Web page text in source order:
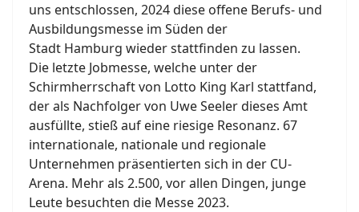
uns entschlossen, 2024 diese offene Berufs- und
Ausbildungsmesse im Süden der
Stadt Hamburg wieder stattfinden zu lassen.
Die letzte Jobmesse, welche unter der
Schirmherrschaft von Lotto King Karl stattfand,
der als Nachfolger von Uwe Seeler dieses Amt
ausfüllte, stieß auf eine riesige Resonanz. 67
internationale, nationale und regionale
Unternehmen präsentierten sich in der CU-
Arena. Mehr als 2.500, vor allen Dingen, junge
Leute besuchten die Messe 2023.